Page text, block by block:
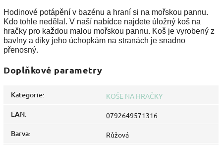
Hodinové potápění v bazénu a hraní si na mořskou pannu.
Kdo tohle nedělal. V naší nabídce najdete úložný koš na
hračky pro každou malou mořskou pannu. Koš je vyrobený z
bavlny a díky jeho úchopkám na stranách je snadno
přenosný.
Doplňkové parametry
Kategorie: KOŠE NA HRAČKY
EAN: 0792649571316
Barva: Růžová